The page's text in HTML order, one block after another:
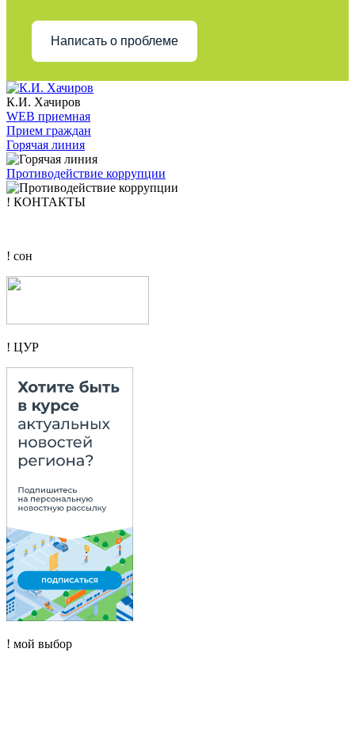
Написать о проблеме
К.И. Хачиров
WEB приемная
Прием граждан
Горячая линия
Противодействие коррупции
! КОНТАКТЫ
! сон
! ЦУР
! мой выбор